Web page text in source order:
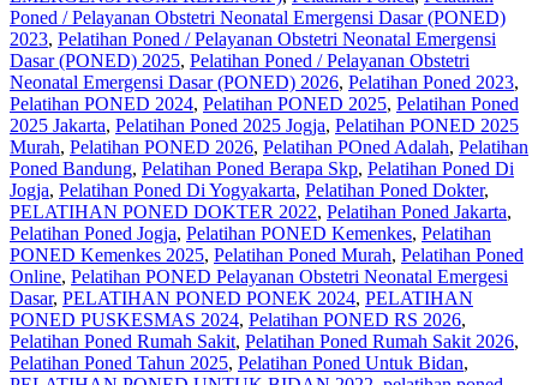
Poned / Pelayanan Obstetri Neonatal Emergensi Dasar (PONED)
2023, Pelatihan Poned / Pelayanan Obstetri Neonatal Emergensi
Dasar (PONED) 2025, Pelatihan Poned / Pelayanan Obstetri
Neonatal Emergensi Dasar (PONED) 2026, Pelatihan Poned 2023,
Pelatihan PONED 2024, Pelatihan PONED 2025, Pelatihan Poned
2025 Jakarta, Pelatihan Poned 2025 Jogja, Pelatihan PONED 2025
Murah, Pelatihan PONED 2026, Pelatihan POned Adalah, Pelatihan
Poned Bandung, Pelatihan Poned Berapa Skp, Pelatihan Poned Di
Jogja, Pelatihan Poned Di Yogyakarta, Pelatihan Poned Dokter,
PELATIHAN PONED DOKTER 2022, Pelatihan Poned Jakarta,
Pelatihan Poned Jogja, Pelatihan PONED Kemenkes, Pelatihan
PONED Kemenkes 2025, Pelatihan Poned Murah, Pelatihan Poned
Online, Pelatihan PONED Pelayanan Obstetri Neonatal Emergesi
Dasar, PELATIHAN PONED PONEK 2024, PELATIHAN
PONED PUSKESMAS 2024, Pelatihan PONED RS 2026,
Pelatihan Poned Rumah Sakit, Pelatihan Poned Rumah Sakit 2026,
Pelatihan Poned Tahun 2025, Pelatihan Poned Untuk Bidan,